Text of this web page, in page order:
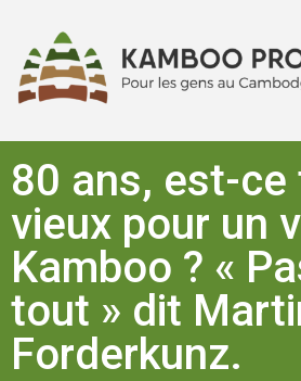
80 ans, est-ce
vieux pour un
Kamboo ? «
tout » dit
Forderkunz.